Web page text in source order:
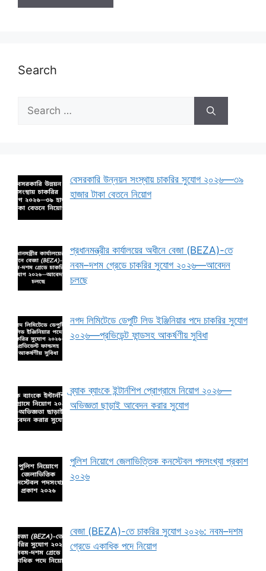
Search
Search
for:
বেসরকারি উন্নয়ন সংস্থায় চাকরির সুযোগ ২০২৬—৩৯
হাজার টাকা বেতনে নিয়োগ
প্রধানমন্ত্রীর কার্যালয়ের অধীনে বেজা (BEZA)-তে
নবম–দশম গ্রেডে চাকরির সুযোগ ২০২৬—আবেদন
চলছে
নগদ লিমিটেডে ডেপুটি লিড ইঞ্জিনিয়ার পদে চাকরির সুযোগ
২০২৬—প্রভিডেন্ট ফান্ডসহ আকর্ষণীয় সুবিধা
ব্র্যাক ব্যাংকে ইন্টার্নশিপ প্রোগ্রামে নিয়োগ ২০২৬—
অভিজ্ঞতা ছাড়াই আবেদন করার সুযোগ
পুলিশ নিয়োগে জেলাভিত্তিক কনস্টেবল পদসংখ্যা প্রকাশ
২০২৬
বেজা (BEZA)-তে চাকরির সুযোগ ২০২৬: নবম–দশম
গ্রেডে একাধিক পদে নিয়োগ